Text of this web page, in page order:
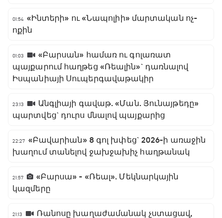
01:54 «Ինտերի» ու «Նապոլիի» մարտական ոչ-
ոքին
01:03
«Բարսան» համառ ու գոլառատ
պայքարում հաղթեց «Ռեալին»` դառնալով
Իսպանիայի Սուպերգավաթակիր
23:13
Անգլիայի գավաթ. «Ման. Յունայթեդը»
պարտվեց` դուրս մնալով պայքարից
22:27 «Բավարիան» 8 գոլ խփեց` 2026-ի առաջին
խաղում տանելով ջախջախիչ հաղթանակ
21:57
«Բարսա» - «Ռեալ». Մեկնարկային
կազմերը
21:13 Ռանոսը խաղաժամանակ չստացավ,